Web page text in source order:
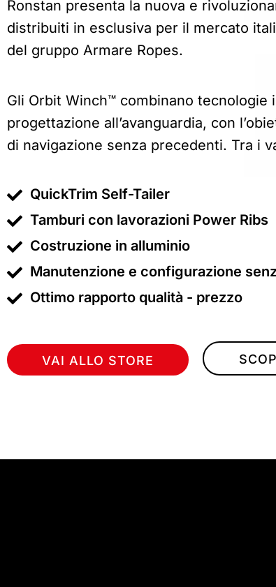
Ronstan presenta la nuova e
distribuiti in esclusiva per il mercato
del gruppo Armare Ropes.
Gli Orbit Winch™ combinano tecnologie
progettazione all’avanguardia, con
di navigazione senza precedenti. Tra i
QuickTrim Self-Tailer
Tamburi con lavorazioni Power Ribs
Costruzione in alluminio
Manutenzione e configurazione
Ottimo rapporto qualità - prezzo
VAI ALLO STORE